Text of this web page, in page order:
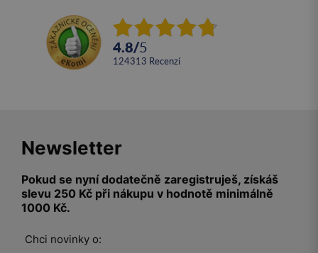
4.8/5
124313 recenzí
Newsletter
Pokud se nyní dodatečně zaregistruješ, získáš
slevu 250 Kč při nákupu v hodnotě minimálně
1000 Kč.
Chci novinky o: